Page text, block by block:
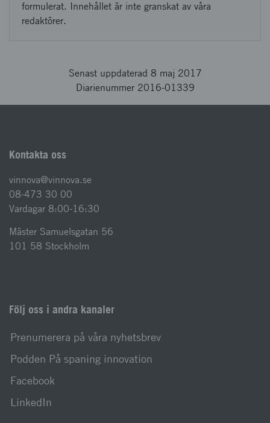
formulerat. Innehållet är inte granskat av våra
redaktörer.
Senast uppdaterad 8 maj 2017
Diarienummer 2016-01339
Kontakta oss
vinnova@vinnova.se
08-473 30 00
Vardagar 8:00-16:30
Mäster Samuelsgatan 56
101 58 Stockholm
Följ oss i andra kanaler
Prenumerera på våra nyhetsbrev
Podden På spaning innovation
Facebook
LinkedIn